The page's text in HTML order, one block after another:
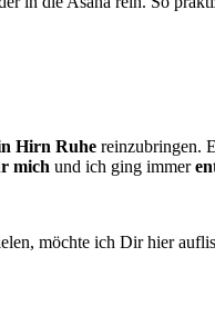
Hirn Ruhe reinzubringen.
mich und ich ging immer
möchte ich Dir hier